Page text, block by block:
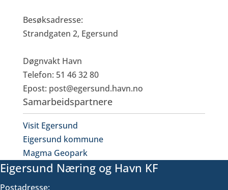
Besøksadresse:
Strandgaten 2, Egersund
Døgnvakt Havn
Telefon: 51 46 32 80
Epost: post@egersund.havn.no
Samarbeidspartnere
Visit Egersund
Eigersund kommune
Magma Geopark
Eigersund Næring og Havn KF
Postadresse: